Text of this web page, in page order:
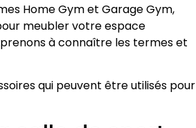
Home Gym et Garage Gym,
meubler votre espace
à connaître les termes et
qui peuvent être utilisés pour